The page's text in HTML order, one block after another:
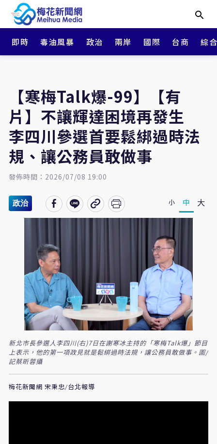
即時 毒油風暴 政治 兩岸 國際 台商 綜
【寒梅Talk爆-99】【有
片】不讓輝達困境再發生
李四川參選首要鬆綁過時法
規、讓公務員敢做事
發佈時間：2026/07/08 19:00
政治 小 中 大
新北市長參選人李四川(右)7日在謝寒冰主持的「寒梅Talk爆」節目
上表示，他的第一項政見就是鬆綁過時法規，讓公務員敢做事。圖/
記蔡昕蓉攝
梅花新聞網 宋秉忠/台北報導